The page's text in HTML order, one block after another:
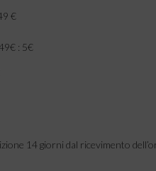
€
: 5€
14 giorni dal ricevimento